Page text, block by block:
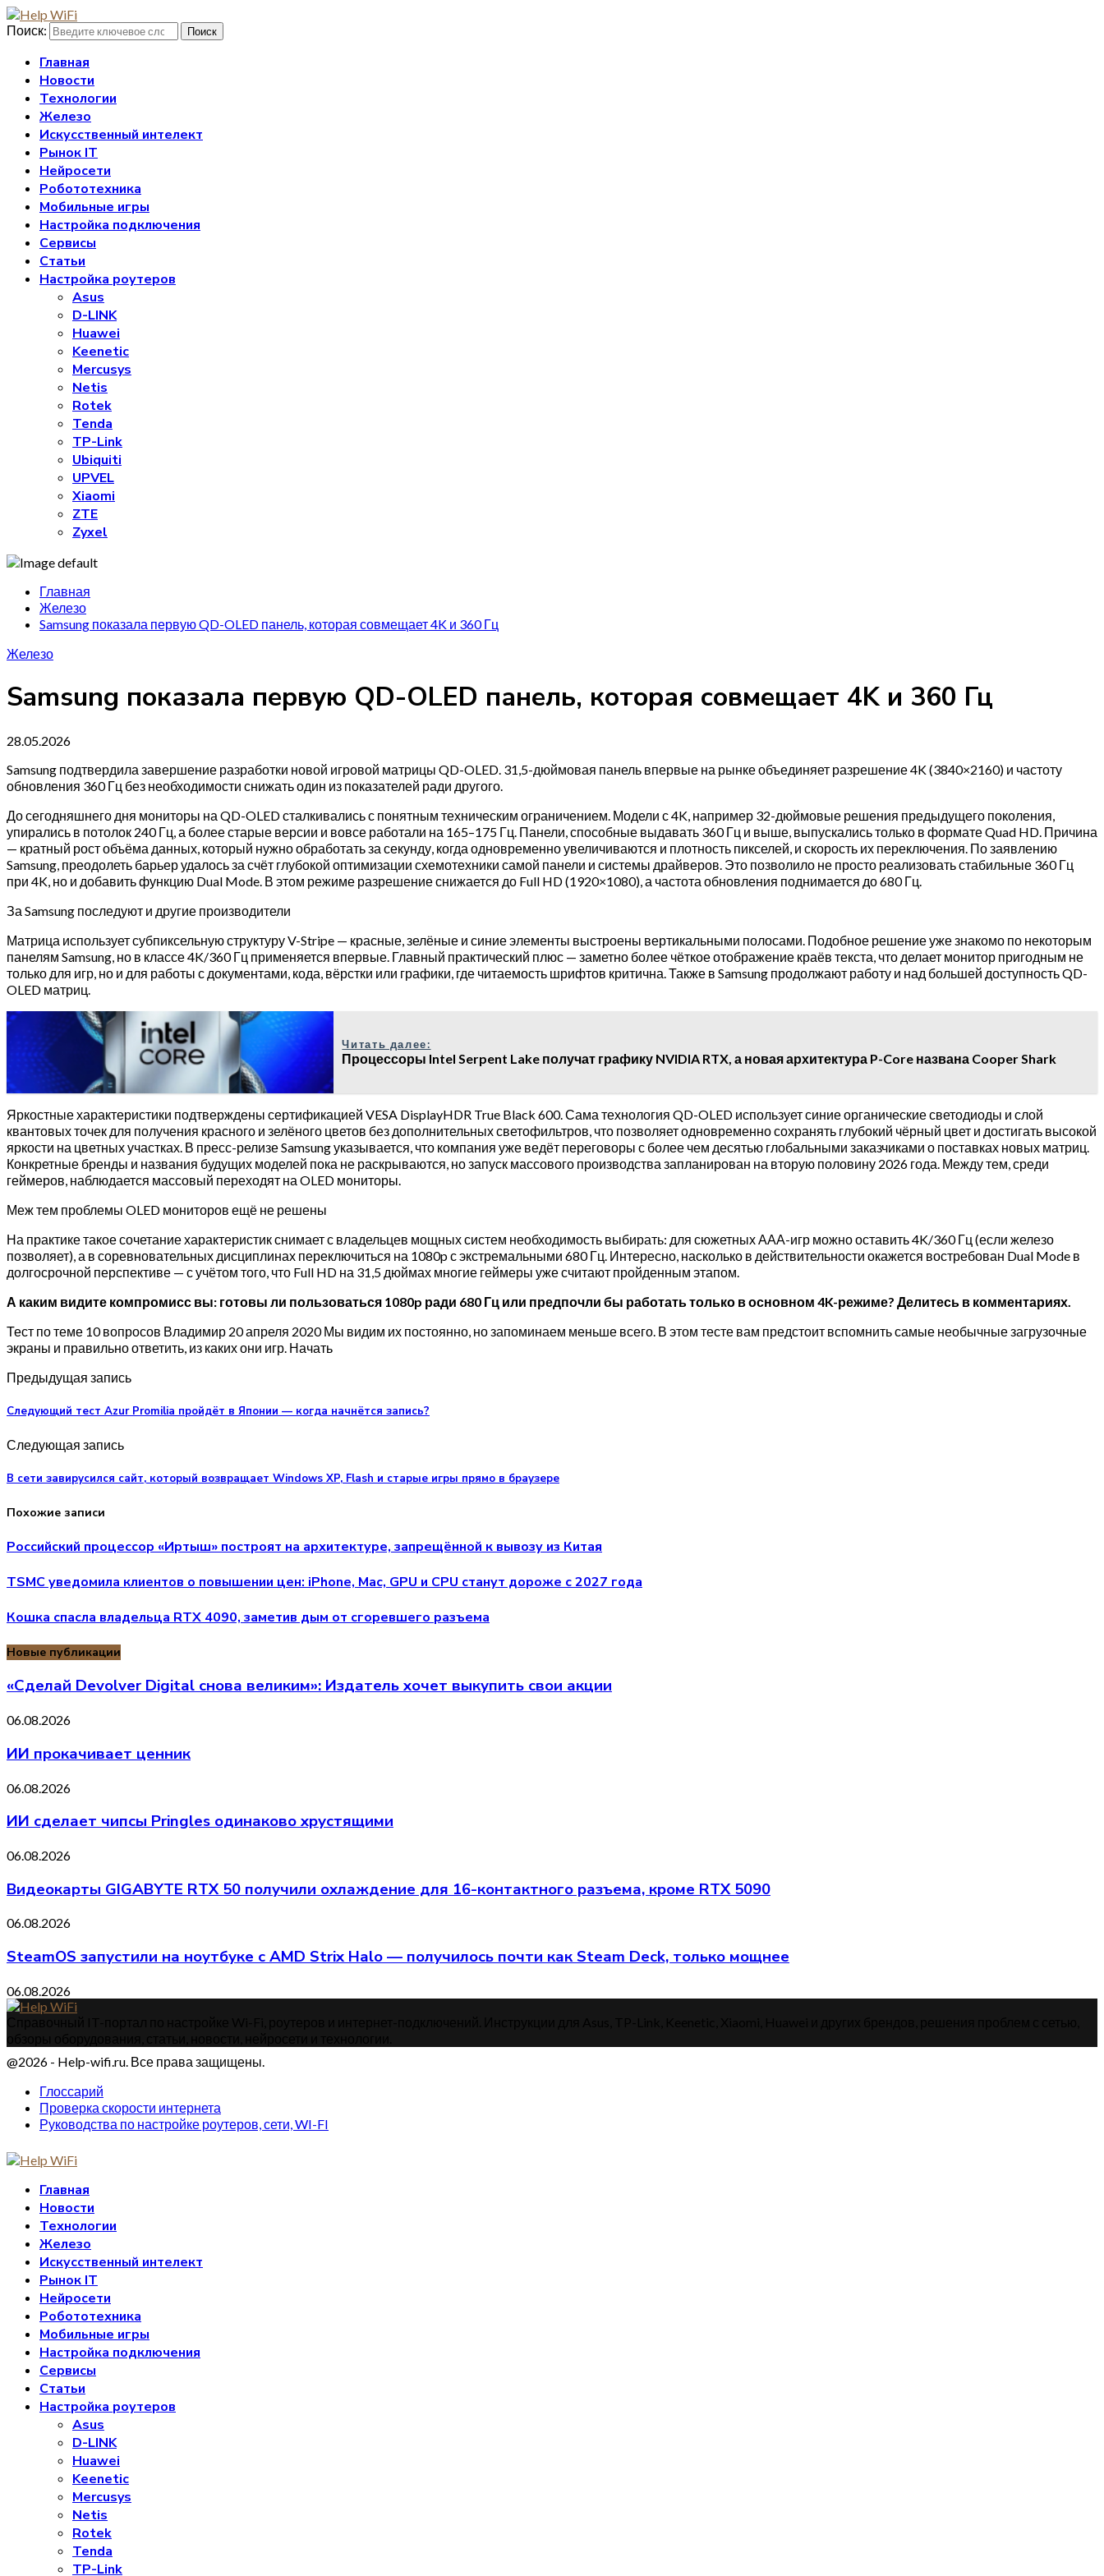
Поиск: Поиск
Главная
Новости
Технологии
Железо
Искусственный интелект
Рынок IT
Нейросети
Робототехника
Мобильные игры
Настройка подключения
Сервисы
Статьи
Настройка роутеров
Asus
D-LINK
Huawei
Keenetic
Mercusys
Netis
Rotek
Tenda
TP-Link
Ubiquiti
UPVEL
Xiaomi
ZTE
Zyxel
Главная
Железо
Samsung показала первую QD-OLED панель, которая совмещает 4K и 360 Гц
Железо
Samsung показала первую QD-OLED панель, которая совмещает 4K и 360 Гц
28.05.2026
Samsung подтвердила завершение разработки новой игровой матрицы QD-OLED. 31,5-дюймовая панель впервые на рынке объединяет разрешение 4K (3840×2160) и частоту
обновления 360 Гц без необходимости снижать один из показателей ради другого.
До сегодняшнего дня мониторы на QD-OLED сталкивались с понятным техническим ограничением. Модели с 4K, например 32-дюймовые решения предыдущего поколения,
упирались в потолок 240 Гц, а более старые версии и вовсе работали на 165–175 Гц. Панели, способные выдавать 360 Гц и выше, выпускались только в формате Quad HD. Причина
— кратный рост объёма данных, который нужно обработать за секунду, когда одновременно увеличиваются и плотность пикселей, и скорость их переключения. По заявлению
Samsung, преодолеть барьер удалось за счёт глубокой оптимизации схемотехники самой панели и системы драйверов. Это позволило не просто реализовать стабильные 360 Гц
при 4K, но и добавить функцию Dual Mode. В этом режиме разрешение снижается до Full HD (1920×1080), а частота обновления поднимается до 680 Гц.
За Samsung последуют и другие производители
Матрица использует субпиксельную структуру V-Stripe — красные, зелёные и синие элементы выстроены вертикальными полосами. Подобное решение уже знакомо по некоторым
панелям Samsung, но в классе 4K/360 Гц применяется впервые. Главный практический плюс — заметно более чёткое отображение краёв текста, что делает монитор пригодным не
только для игр, но и для работы с документами, кода, вёрстки или графики, где читаемость шрифтов критична. Также в Samsung продолжают работу и над большей доступность QD-
OLED матриц.
Читать далее:
Процессоры Intel Serpent Lake получат графику NVIDIA RTX, а новая архитектура P-Core названа Cooper Shark
Яркостные характеристики подтверждены сертификацией VESA DisplayHDR True Black 600. Сама технология QD-OLED использует синие органические светодиоды и слой
квантовых точек для получения красного и зелёного цветов без дополнительных светофильтров, что позволяет одновременно сохранять глубокий чёрный цвет и достигать высокой
яркости на цветных участках. В пресс-релизе Samsung указывается, что компания уже ведёт переговоры с более чем десятью глобальными заказчиками о поставках новых матриц.
Конкретные бренды и названия будущих моделей пока не раскрываются, но запуск массового производства запланирован на вторую половину 2026 года. Между тем, среди
геймеров, наблюдается массовый переходят на OLED мониторы.
Меж тем проблемы OLED мониторов ещё не решены
На практике такое сочетание характеристик снимает с владельцев мощных систем необходимость выбирать: для сюжетных ААА-игр можно оставить 4K/360 Гц (если железо
позволяет), а в соревновательных дисциплинах переключиться на 1080p с экстремальными 680 Гц. Интересно, насколько в действительности окажется востребован Dual Mode в
долгосрочной перспективе — с учётом того, что Full HD на 31,5 дюймах многие геймеры уже считают пройденным этапом.
А каким видите компромисс вы: готовы ли пользоваться 1080p ради 680 Гц или предпочли бы работать только в основном 4K-режиме? Делитесь в комментариях.
Тест по теме 10 вопросов Владимир 20 апреля 2020 Мы видим их постоянно, но запоминаем меньше всего. В этом тесте вам предстоит вспомнить самые необычные загрузочные
экраны и правильно ответить, из каких они игр. Начать
Предыдущая запись
Следующий тест Azur Promilia пройдёт в Японии — когда начнётся запись?
Следующая запись
В сети завирусился сайт, который возвращает Windows XP, Flash и старые игры прямо в браузере
Похожие записи
Российский процессор «Иртыш» построят на архитектуре, запрещённой к вывозу из Китая
TSMC уведомила клиентов о повышении цен: iPhone, Mac, GPU и CPU станут дороже с 2027 года
Кошка спасла владельца RTX 4090, заметив дым от сгоревшего разъема
Новые публикации
«Сделай Devolver Digital снова великим»: Издатель хочет выкупить свои акции
06.08.2026
ИИ прокачивает ценник
06.08.2026
ИИ сделает чипсы Pringles одинаково хрустящими
06.08.2026
Видеокарты GIGABYTE RTX 50 получили охлаждение для 16-контактного разъема, кроме RTX 5090
06.08.2026
SteamOS запустили на ноутбуке с AMD Strix Halo — получилось почти как Steam Deck, только мощнее
06.08.2026
@2026 - Help-wifi.ru. Все права защищены.
Глоссарий
Проверка скорости интернета
Руководства по настройке роутеров, сети, WI-FI
Главная
Новости
Технологии
Железо
Искусственный интелект
Рынок IT
Нейросети
Робототехника
Мобильные игры
Настройка подключения
Сервисы
Статьи
Настройка роутеров
Asus
D-LINK
Huawei
Keenetic
Mercusys
Netis
Rotek
Tenda
TP-Link